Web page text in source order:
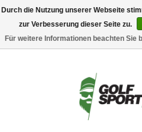
Durch die Nutzung unserer Webseite
zur Verbesserung dieser Seite zu.
Für weitere Informationen beachten